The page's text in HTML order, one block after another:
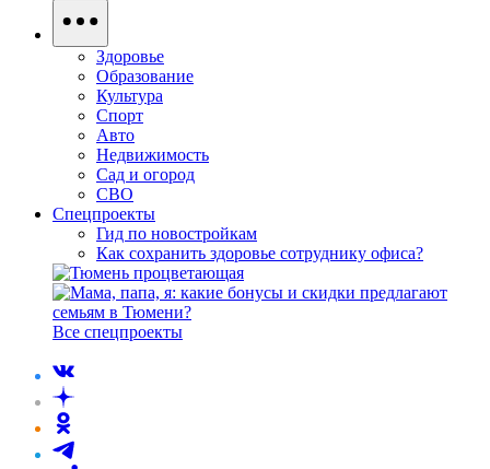
Здоровье
Образование
Культура
Спорт
Авто
Недвижимость
Сад и огород
СВО
Спецпроекты
Гид по новостройкам
Как сохранить здоровье сотруднику офиса?
Все спецпроекты